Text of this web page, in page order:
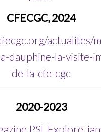
CFECGC, 2024
actualites/
dauphine-la-visite-
de-la-cfe-cgc
2020-2023
PSL Explore,